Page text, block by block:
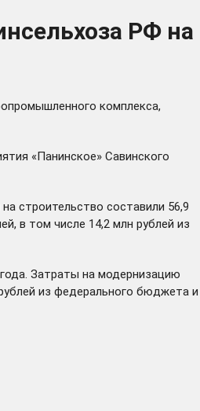
РФ на
комплекса,
«Панинское» Савинского
строительство составили 56,9
в том числе 14,2 млн рублей из
Затраты на модернизацию
из федерального бюджета и